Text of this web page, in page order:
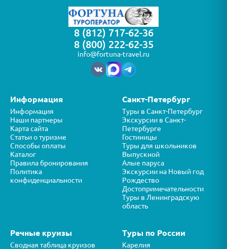
8 (812) 717-62-36
8 (800) 222-62-35
info@fortuna-travel.ru
Информация
Информация
Наши партнеры
Карта сайта
Статьи о туризме
Способы оплаты
Каталог
Правила бронирования
Политика
конфиденциальности
Санкт-Петербург
Туры в Санкт-Петербург
Экскурсии в Санкт-
Петербурге
Гостиницы
Туры для школьников
Выпускной
Алые паруса
Экскурсии на Новый год
Рождество
Достопримечательности
Туры в Ленинградскую
область
Речные круизы
Сводная таблица круизов
Туры по России
Карелия